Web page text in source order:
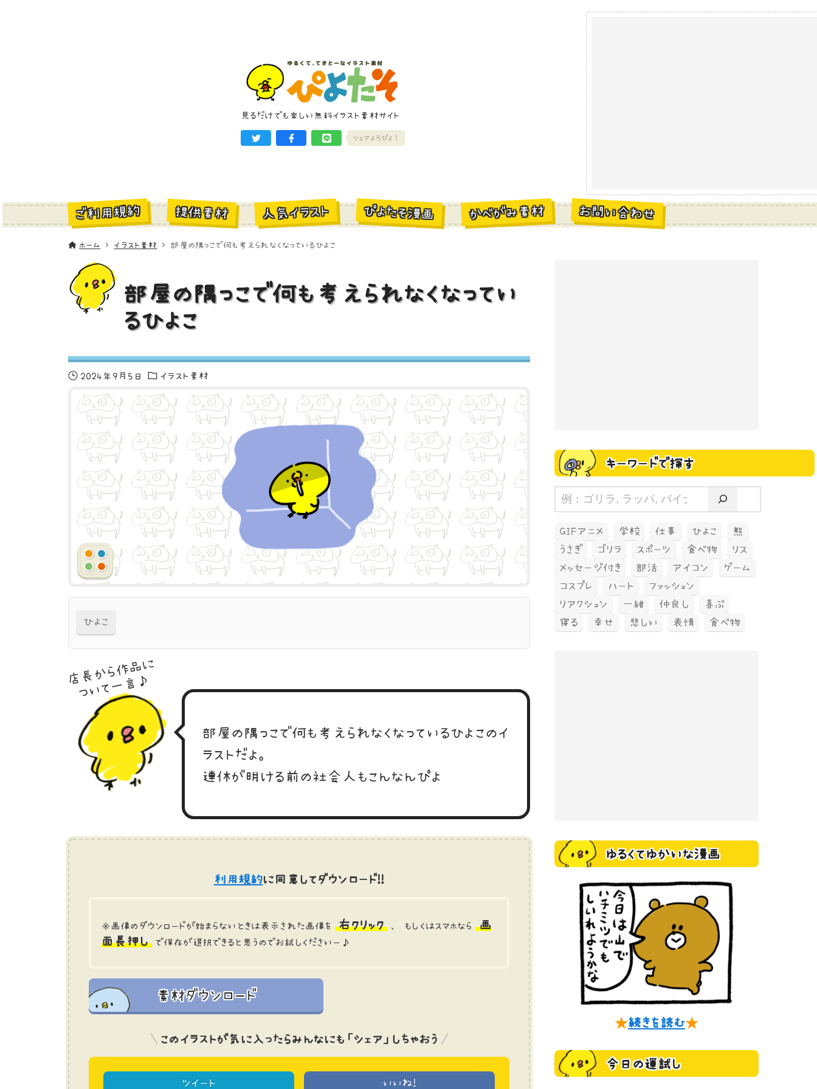
見るだけでも楽しい無料イラスト素材サイト
シェアよろぴよ！
ご利用規約 提供素材 人気イラスト ぴよたそ漫画 かべがみ素材 お問い合わせ
ホーム イラスト素材 部屋の隅っこで何も考えられなくなっているひよこ
部屋の隅っこで何も考えられなくなってい
るひよこ
2024年9月5日 イラスト素材
ひよこ
店長から作品に
ついて一言♪
部屋の隅っこで何も考えられなくなっているひよこのイ
ラストだよ。
連休が明ける前の社会人もこんなんぴよ
利用規約に同意してダウンロード!!
※画像のダウンロードが始まらないときは表示された画像を 右クリック 、 もしくはスマホなら
画
面長押し
で保存が選択できると思うのでお試しくださいー♪
素材ダウンロード
このイラストが気に入ったらみんなにも「シェア」しちゃおう
ツイート いいね!
キーワードで探す
GIFアニメ 学校 仕事 ひよこ
熊
うさぎ
ゴリラ スポーツ 食べ物
リス
メッセージ付き
部活 アイコン
ゲーム
コスプレ
ハート
ファッション
リアクション
一緒 仲良し
喜ぶ
寝る
幸せ 悲しい 表情 食べ物
ゆるくてゆかいな漫画
★続きを読む★
今日の運試し